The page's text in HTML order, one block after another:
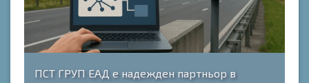
ПСТ ГРУП ЕАД е надежден партньор в